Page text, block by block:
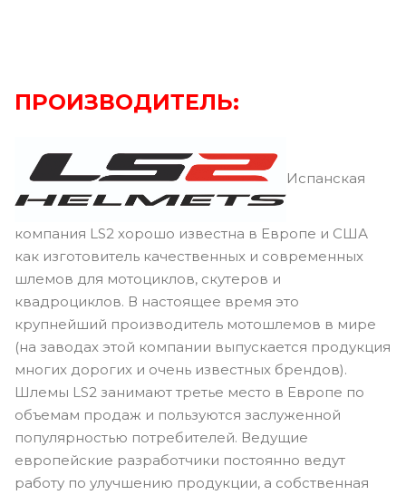
ПРОИЗВОДИТЕЛЬ:
Испанская
компания LS2 хорошо известна в Европе и США
как изготовитель качественных и современных
шлемов для мотоциклов, скутеров и
квадроциклов. В настоящее время это
крупнейший производитель мотошлемов в мире
(на заводах этой компании выпускается продукция
многих дорогих и очень известных брендов).
Шлемы LS2 занимают третье место в Европе по
объемам продаж и пользуются заслуженной
популярностью потребителей. Ведущие
европейские разработчики постоянно ведут
работу по улучшению продукции, а собственная